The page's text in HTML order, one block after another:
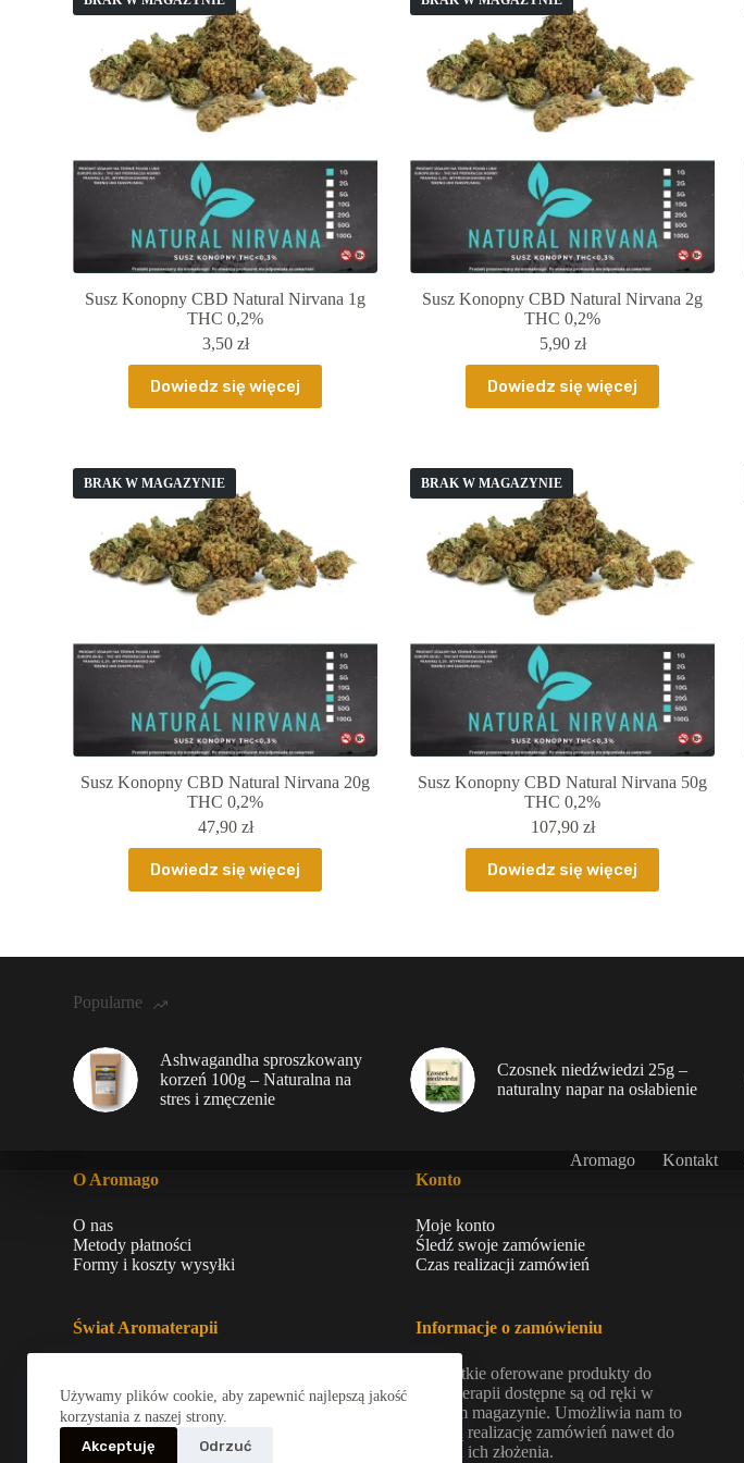
Używamy plików cookie, aby zapewnić najlepszą jakość
korzystania z naszej strony.
Akceptuję
Odrzuć
Susz Konopny CBD Natural Nirvana 1g
THC 0,2%
3,50 zł
Dowiedz się więcej
Susz Konopny CBD Natural Nirvana 2g
THC 0,2%
5,90 zł
Dowiedz się więcej
BRAK W MAGAZYNIE
Susz Konopny CBD Natural Nirvana 20g
THC 0,2%
47,90 zł
Dowiedz się więcej
BRAK W MAGAZYNIE
Susz Konopny CBD Natural Nirvana 50g
THC 0,2%
107,90 zł
Dowiedz się więcej
Popularne
Ashwagandha sproszkowany
korzeń 100g – Naturalna na
stres i zmęczenie
Czosnek niedźwiedzi 25g –
naturalny napar na osłabienie
Aromago Kontakt
O Aromago
O nas
Metody płatności
Formy i koszty wysyłki
Świat Aromaterapii
aromaterapii, a także naturalne, suszone
zioła. Skupiamy się na dostarczaniu
naturalnych rozwiązań wspierających
zdrowie i dobre samopoczucie.
Konto
Moje konto
Śledź swoje zamówienie
Czas realizacji zamówień
Informacje o zamówieniu
Wszystkie oferowane produkty do
aromaterapii dostępne są od ręki w
naszym magazynie. Umożliwia nam to
szybką realizację zamówień nawet do
24h od ich złożenia.